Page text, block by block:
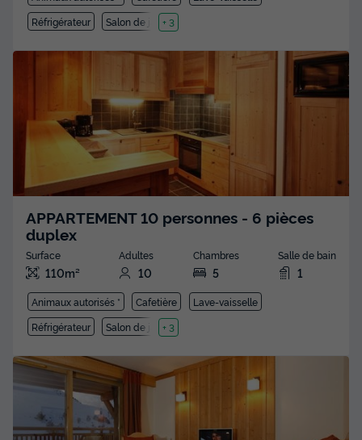
Réfrigérateur
Salon de jardin
+ 3
APPARTEMENT 10 personnes - 6 pièces
duplex
Surface
110m²
Adultes
10
Chambres
5
Salle de bain
1
Animaux autorisés * Cafetière
Lave-vaisselle
Réfrigérateur
Salon de jardin
+ 3